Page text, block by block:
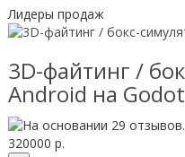
Лидеры продаж
3D-файтинг /
Android на Godot
320000 р.